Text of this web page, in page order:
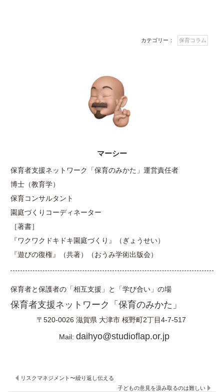
カテゴリー： 保育コラム
マーシー
保育者支援ネットワーク「保育のみかた」運営責任者
博士（教育学）
保育コンサルタント
園庭づくりコーディネーター
［著書］
『ワクワクドキドキ園庭づくり』（ぎょうせい）
『遊びの復権』（共著）（おうみ学術出版会）
保育者と保護者の「相互支援」と「学び合い」の場
保育者支援ネットワーク「保育のみかた」
〒520-0026 滋賀県 大津市 桜野町2丁目4-7-517
Mail: daihyo@studioflap.or.jp
リスクマネジメント〜繰り返し伝える
子どもの意見を汲み取るのは難しい